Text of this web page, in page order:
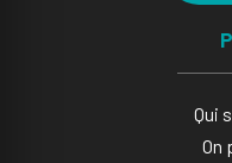
Qui
On